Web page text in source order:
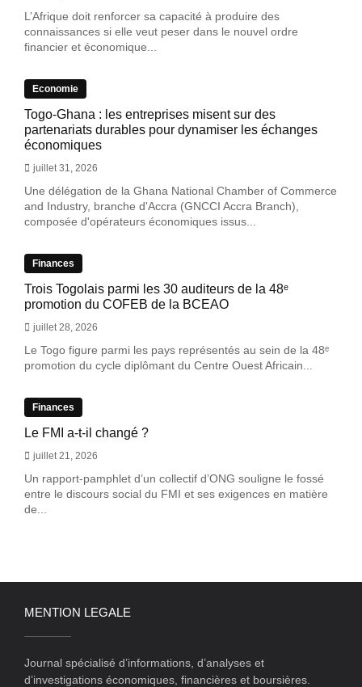
L’Afrique doit renforcer sa capacité à produire des
connaissances si elle veut peser dans le nouvel ordre
financier et économique...
Economie
Togo-Ghana : les entreprises misent sur des
partenariats durables pour dynamiser les échanges
économiques
juillet 31, 2026
Une délégation de la Ghana National Chamber of Commerce
and Industry, branche d'Accra (GNCCI Accra Branch),
composée d'opérateurs économiques issus...
Finances
Trois Togolais parmi les 30 auditeurs de la 48ᵉ
promotion du COFEB de la BCEAO
juillet 28, 2026
Le Togo figure parmi les pays représentés au sein de la 48ᵉ
promotion du cycle diplômant du Centre Ouest Africain...
Finances
Le FMI a-t-il changé ?
juillet 21, 2026
Un rapport-pamphlet d’un collectif d’ONG souligne le fossé
entre le discours social du FMI et ses exigences en matière
de...
MENTION LEGALE
Journal spécialisé d’informations, d’analyses et
d’investigations économiques, financières et boursières.